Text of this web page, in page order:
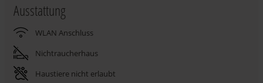
Ausstattung
WLAN Anschluss
Nichtraucherhaus
Haustiere nicht erlaubt